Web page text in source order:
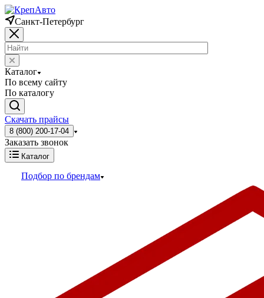
Санкт-Петербург
Каталог
По всему сайту
По каталогу
Скачать прайсы
8 (800) 200-17-04
Заказать звонок
Каталог
Подбор по брендам